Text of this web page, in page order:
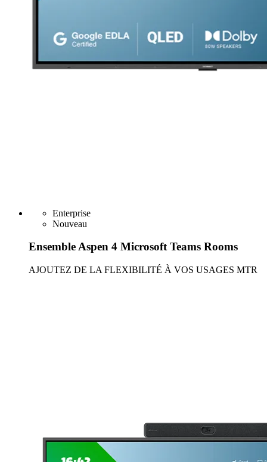
Enterprise
Nouveau
Ensemble Aspen 4 Microsoft Teams Rooms
AJOUTEZ DE LA FLEXIBILITÉ À VOS USAGES MTR